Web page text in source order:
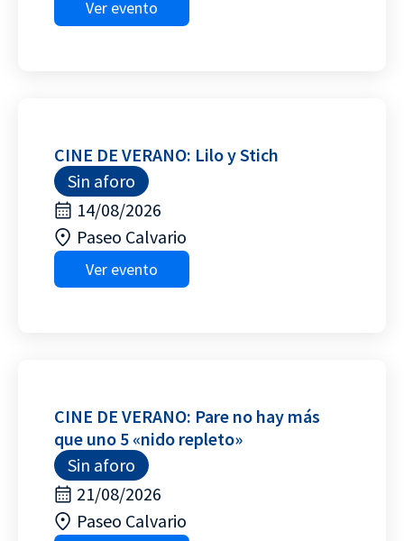
Ver evento
CINE DE VERANO: Lilo y Stich
Sin aforo
14/08/2026
Paseo Calvario
Ver evento
CINE DE VERANO: Pare no hay más
que uno 5 «nido repleto»
Sin aforo
21/08/2026
Paseo Calvario